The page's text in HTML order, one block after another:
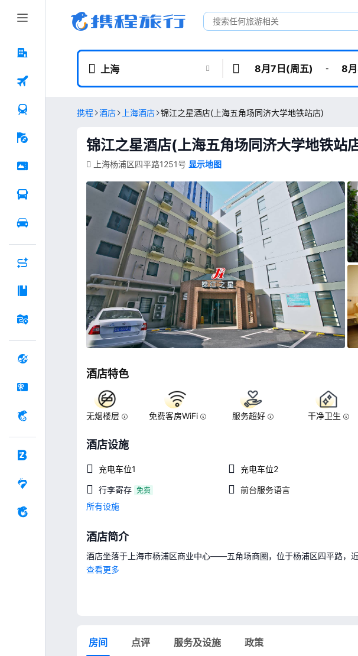
上海
8月7日(周五)
-
8
携程 酒店 上海酒店 锦江之星酒店(上海五角场同济大学地铁站店)
锦江之星酒店(上海五角场同济大学地铁站
上海杨浦区四平路1251号 显示地图
酒店特色
无烟楼层 免费客房WiFi 服务超好 干净卫生
酒店设施
充电车位1 充电车位2
行李寄存 免费 前台服务语言
所有设施
酒店简介
酒店坐落于上海市杨浦区商业中心——五角场商圈，位于杨浦区四平路，
右拐弯即到。
查看更多
房间 点评 服务及设施 政策